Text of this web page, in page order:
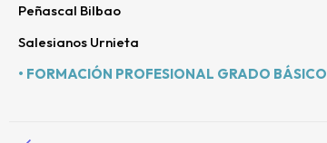
Peñascal Bilbao
Salesianos Urnieta
• FORMACIÓN PROFESIONAL GRADO BÁSICO